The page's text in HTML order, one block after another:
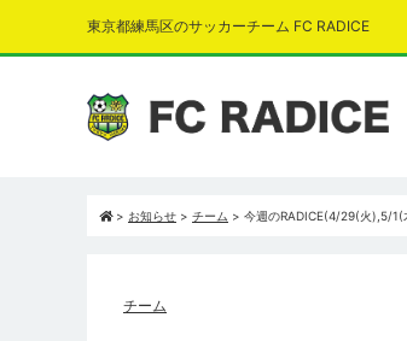
東京都練馬区のサッカーチーム FC RADICE
> お知らせ > チーム > 今週のRADICE(4/29(火),5/
チーム